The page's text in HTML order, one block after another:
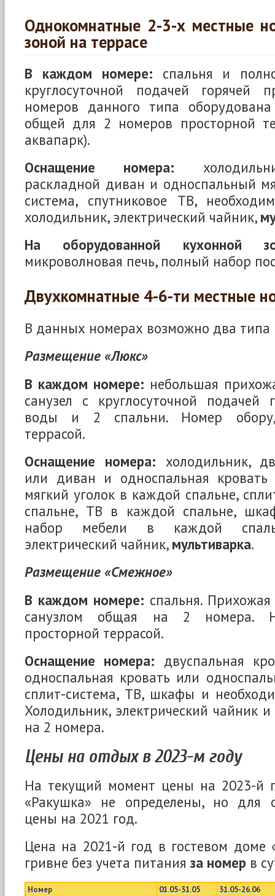
Однокомнатные 2-3-х местные
зоной на террасе
В каждом номере: спальня и
круглосуточной подачей горячей
номеров данного типа
общей для 2 номеров просторной
аквапарк).
Оснащение номера:
раскладной диван и односпальный
система, спутниковое ТВ,
холодильник, электрический чайник,
На оборудованной кухонной
микроволновая печь, полный набор
Двухкомнатные 4-6-ти местные
В данных номерах возможно два типа
Размещение «Люкс»
В каждом номере: небольшая
санузел с круглосуточной подачей
воды и 2 спальни. Номер
террасой.
Оснащение номера: холодильник,
или диван и односпальная
мягкий уголок в каждой спальне,
спальне, ТВ в каждой спальне,
набор мебели в каждой
электрический чайник, мультиварка.
Размещение «Смежное»
В каждом номере: спальня.
санузлом общая на 2 номера.
просторной террасой.
Оснащение номера: двуспальная
односпальная кровать или
сплит-система, ТВ, шкафы и
Холодильник, электрический чайник и
на 2 номера.
Цены на отдых в 2023-м году
На текущий момент цены на 2023-й
«Ракушка» не определены, но для
цены на 2021 год.
Цена на 2021-й год в гостевом доме
гривне без учета питания за номер в
Номер 01.05-31.05
31.05-26.06